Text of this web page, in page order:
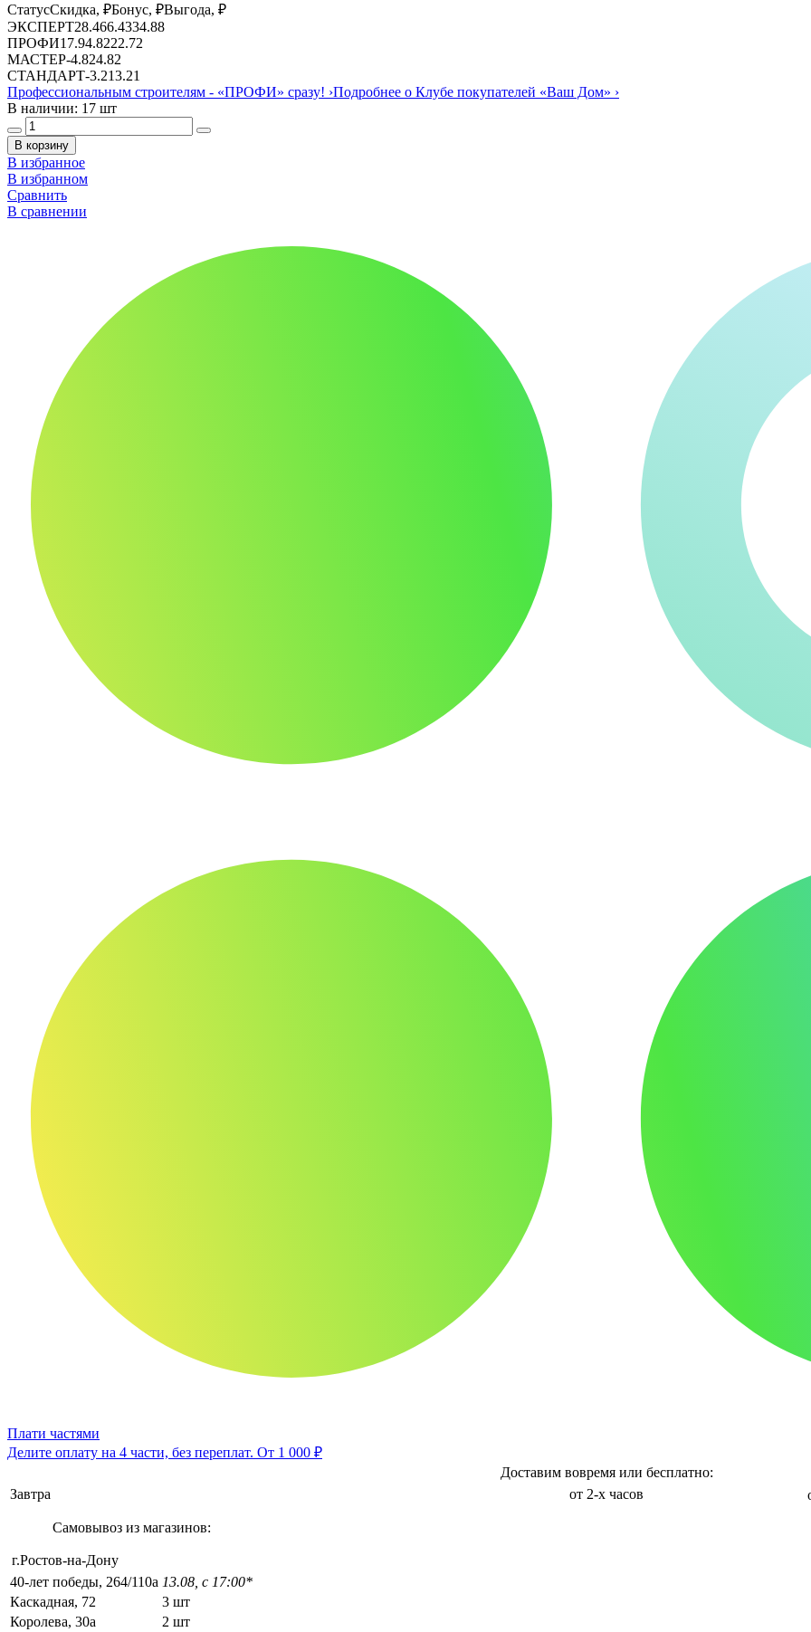
СтатусСкидка, ₽Бонус, ₽Выгода, ₽
ЭКСПЕРТ28.466.4334.88
ПРОФИ17.94.8222.72
МАСТЕР-4.824.82
СТАНДАРТ-3.213.21
Профессиональным строителям - «ПРОФИ» сразу! ›Подробнее о Клубе покупателей «Ваш Дом» ›
В наличии: 17 шт
В корзину
В избранное
В избранном
Сравнить
В сравнении
Плати частями
Делите оплату на 4 части, без переплат. От 1 000 ₽
Доставим вовремя или бесплатно:
Завтра
от 2-х часов
Самовывоз из магазинов:
г.Ростов-на-Дону
40-лет победы, 264/110а 13.08, с 17:00*
Каскадная, 72
3 шт
Королева, 30а
2 шт